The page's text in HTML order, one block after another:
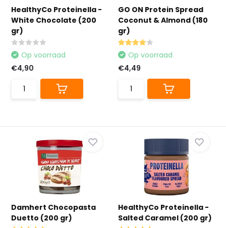
HealthyCo Proteinella -
White Chocolate (200
gr)
Op voorraad
€4,90
GO ON Protein Spread
Coconut & Almond (180
gr)
Op voorraad
€4,49
Damhert Chocopasta
Duetto (200 gr)
HealthyCo Proteinella -
Salted Caramel (200 gr)